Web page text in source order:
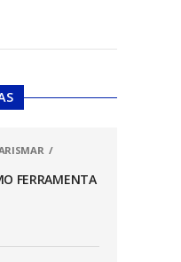
FERRAMENTA